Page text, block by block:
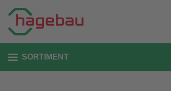
SORTIMENT